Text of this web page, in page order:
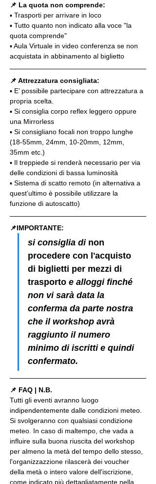
📌 La quota non comprende:
▪️ Trasporti per arrivare in loco
▪️ Tutto quanto non indicato alla voce "la
quota comprende"
▪️ Aula Virtuale in video conferenza se non
acquistata in abbinamento al biglietto
📌 Attrezzatura consigliata:
▪️ E’ possibile partecipare con attrezzatura a
propria scelta.
▪️ Si consiglia corpo reflex leggero oppure
una Mirrorless
▪️ Si consigliano focali non troppo lunghe
(18-55mm, 24mm, 10-20mm, 12mm,
35mm etc.)
▪️ Il treppiede si renderà necessario per via
delle condizioni di bassa luminosità
▪️ Sistema di scatto remoto (in alternativa a
quest’ultimo è possibile utilizzare la
funzione di autoscatto)
📌IMPORTANTE:
si consiglia di non
procedere con l'acquisto
di biglietti per mezzi di
trasporto e alloggi finché
non vi sarà data la
conferma da parte nostra
che il workshop avrà
raggiunto il numero
minimo di iscritti e quindi
confermato.
📌 FAQ | N.B.
Tutti gli eventi avranno luogo
indipendentemente dalle condizioni meteo.
Si svolgeranno con qualsiasi condizione
meteo. In caso di maltempo, che vada a
influire sulla buona riuscita del workshop
per almeno la metà del tempo dello stesso,
l'organizzazzione rilascerà dei voucher
della metà o intero valore dell'iscrizione,
come indicato più dettagliatamente nella